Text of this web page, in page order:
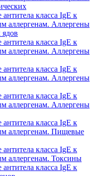
класса IgE к
аллергенам. Аллергены
класса IgE к
аллергенам. Аллергены
класса IgE к
аллергенам. Аллергены
класса IgE к
аллергенам. Аллергены
класса IgE к
аллергенам. Пищевые
класса IgE к
аллергенам. Токсины
класса IgE к